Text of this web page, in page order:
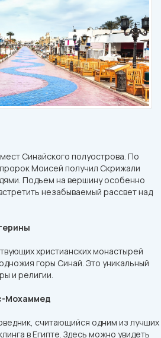
Синайского полуострова. По
Моисей получил Скрижали
Подъем на вершину особенно
незабываемый рассвет над
христианских монастырей
горы Синай. Это уникальный
и религии.
Мохаммед
считающийся одним из лучших
в Египте. Здесь можно увидеть